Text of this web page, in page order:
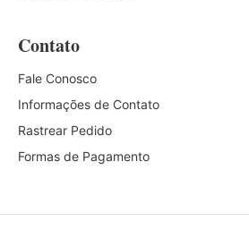
Contato
Fale Conosco
Informações de Contato
Rastrear Pedido
Formas de Pagamento